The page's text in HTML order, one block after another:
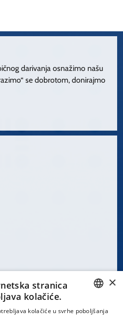
darivanja osnažimo našu
se dobrotom, donirajmo
CROATIAN
×
stranica
kolačiće.
kolačiće u svrhe poboljšanja